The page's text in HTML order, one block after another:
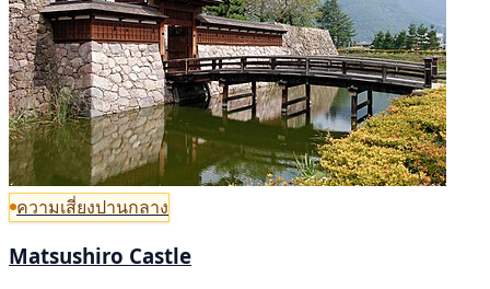
ความเสี่ยงปานกลาง
Matsushiro Castle